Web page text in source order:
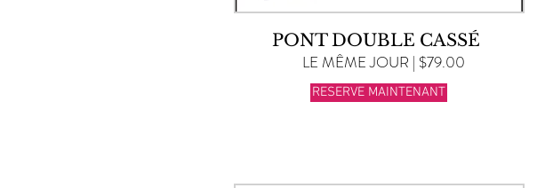
PONT DOUBLE CASSÉ
LE MÊME JOUR | $79.00
RESERVE MAINTENANT